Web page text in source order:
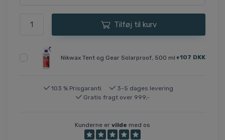
Tilføj til kurv
Nikwax Tent og Gear Solarproof, 500 ml +107 DKK
103 % Prisgaranti
3-5 dages levering
Gratis fragt over 999,-
Kunderne er vilde med os